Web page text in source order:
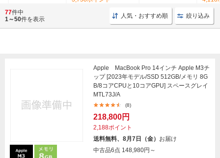
77件中
1～50件を表示 人気・おすすめ順 絞り込み
Apple MacBook Pro 14インチ Apple M3チ
ップ [2023年モデル/SSD 512GB/メモリ 8G
B/8コアCPUと10コアGPU] スペースグレイ
MTL73J/A
(8)
218,800円
2,188ポイント
送料無料、8月7日（金） お届け
中古品6点 148,980円～